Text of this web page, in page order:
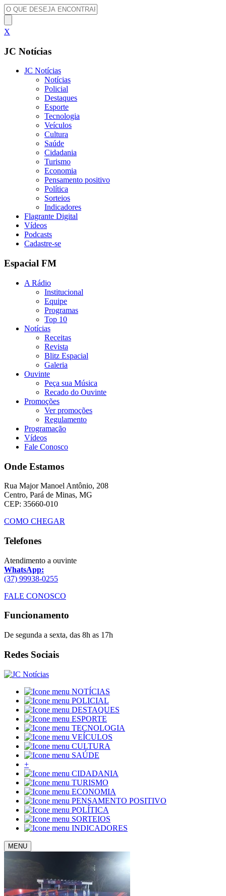
X
JC Notícias
JC Notícias
Notícias
Policial
Destaques
Esporte
Tecnologia
Veículos
Cultura
Saúde
Cidadania
Turismo
Economia
Pensamento positivo
Política
Sorteios
Indicadores
Flagrante Digital
Vídeos
Podcasts
Cadastre-se
Espacial FM
A Rádio
Institucional
Equipe
Programas
Top 10
Notícias
Receitas
Revista
Blitz Espacial
Galeria
Ouvinte
Peça sua Música
Recado do Ouvinte
Promoções
Ver promoções
Regulamento
Programação
Vídeos
Fale Conosco
Onde Estamos
Rua Major Manoel Antônio, 208
Centro, Pará de Minas, MG
CEP: 35660-010
COMO CHEGAR
Telefones
Atendimento a ouvinte
WhatsApp:
(37) 99938-0255
FALE CONOSCO
Funcionamento
De segunda a sexta, das 8h as 17h
Redes Sociais
NOTÍCIAS
POLICIAL
DESTAQUES
ESPORTE
TECNOLOGIA
VEÍCULOS
CULTURA
SAÚDE
+
CIDADANIA
TURISMO
ECONOMIA
PENSAMENTO POSITIVO
POLÍTICA
SORTEIOS
INDICADORES
MENU